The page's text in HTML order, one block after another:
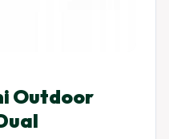
Outdoor